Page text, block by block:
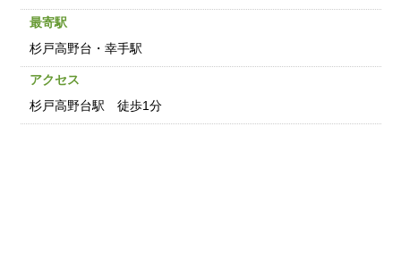
最寄駅
杉戸高野台・幸手駅
アクセス
杉戸高野台駅 徒歩1分